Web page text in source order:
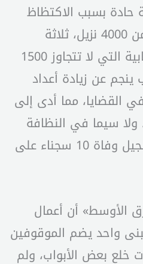
بسبب الاكتظاظ
الكبير، حيث يضم أكثر من 4000 نزيل، ثلاثة
أضعاف طاقته الاستيعابية التي لا تتجاوز 1500
عن زيادة أعداد
القضايا، مما أدى إلى
سيما في النظافة
والرعاية الطبية، مع تسجيل وفاة 10 سجناء على
الأوسط» أن أعمال
واحد يضم الموقوفين
خلع بعض الأبواب، ولم